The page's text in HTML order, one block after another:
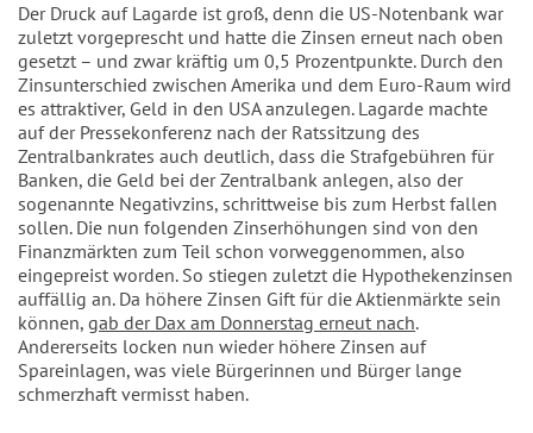
Der Druck auf Lagarde ist groß, denn die US-Notenbank war
zuletzt vorgeprescht und hatte die Zinsen erneut nach oben
gesetzt – und zwar kräftig um 0,5 Prozentpunkte. Durch den
Zinsunterschied zwischen Amerika und dem Euro-Raum wird
es attraktiver, Geld in den USA anzulegen. Lagarde machte
auf der Pressekonferenz nach der Ratssitzung des
Zentralbankrates auch deutlich, dass die Strafgebühren für
Banken, die Geld bei der Zentralbank anlegen, also der
sogenannte Negativzins, schrittweise bis zum Herbst fallen
sollen. Die nun folgenden Zinserhöhungen sind von den
Finanzmärkten zum Teil schon vorweggenommen, also
eingepreist worden. So stiegen zuletzt die Hypothekenzinsen
auffällig an. Da höhere Zinsen Gift für die Aktienmärkte sein
können, gab der Dax am Donnerstag erneut nach.
Andererseits locken nun wieder höhere Zinsen auf
Spareinlagen, was viele Bürgerinnen und Bürger lange
schmerzhaft vermisst haben.